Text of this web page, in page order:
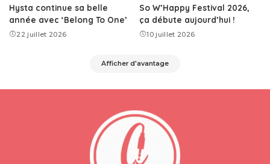
Hysta continue sa belle
année avec ‘Belong To One’
22 juillet 2026
So W’Happy Festival 2026,
ça débute aujourd’hui !
10 juillet 2026
Afficher d'avantage